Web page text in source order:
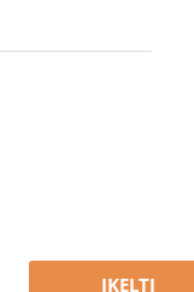
ĮKELTI